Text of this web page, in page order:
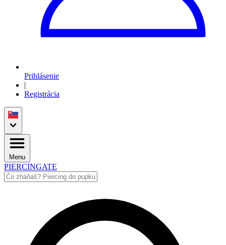
Prihlásenie
|
Registrácia
Menu
PIERCINGATE